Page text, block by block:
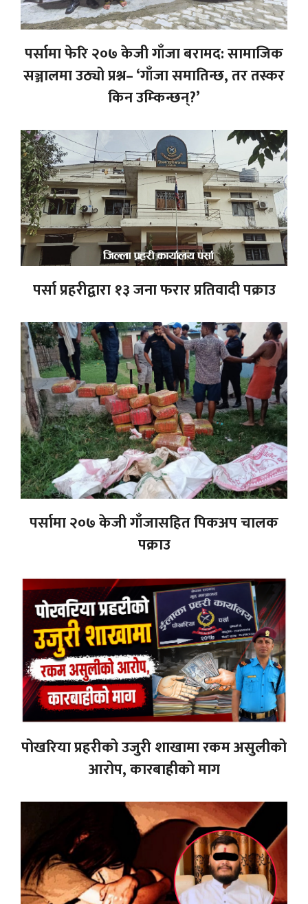
पर्सामा फेरि २०७ केजी गाँजा बरामद: सामाजिक
सञ्जालमा उठ्यो प्रश्न– ‘गाँजा समातिन्छ, तर तस्कर
किन उम्किन्छन्?’
पर्सा प्रहरीद्वारा १३ जना फरार प्रतिवादी पक्राउ
पर्सामा २०७ केजी गाँजासहित पिकअप चालक
पक्राउ
पोखरिया प्रहरीको उजुरी शाखामा रकम असुलीको
आरोप, कारबाहीको माग